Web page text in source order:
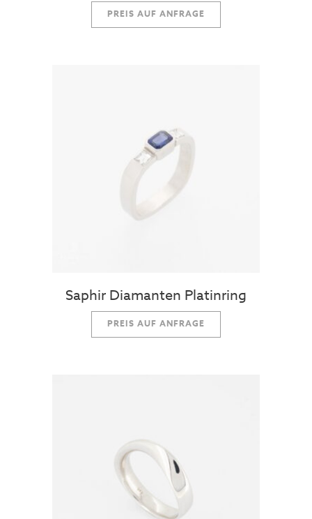
PREIS AUF ANFRAGE
Saphir Diamanten Platinring
PREIS AUF ANFRAGE